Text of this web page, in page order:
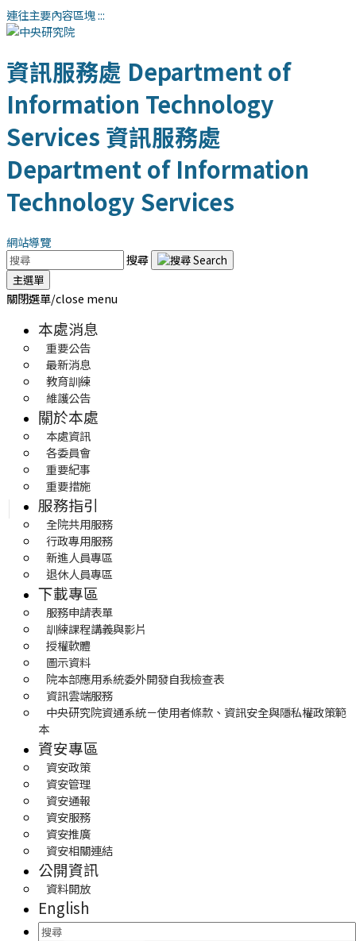
連往主要內容區塊:::
資訊服務處 Department of
Information Technology
Services 資訊服務處
Department of Information
Technology Services
網站導覽
搜尋
主選單
關閉選單/close menu
本處消息
重要公告
最新消息
教育訓練
維護公告
關於本處
本處資訊
各委員會
重要紀事
重要措施
服務指引
全院共用服務
行政專用服務
新進人員專區
退休人員專區
下載專區
服務申請表單
訓練課程講義與影片
授權軟體
圖示資料
院本部應用系統委外開發自我檢查表
資訊雲端服務
中央研究院資通系統－使用者條款、資訊安全與隱私權政策範
本
資安專區
資安政策
資安管理
資安通報
資安服務
資安推廣
資安相關連結
公開資訊
資料開放
English